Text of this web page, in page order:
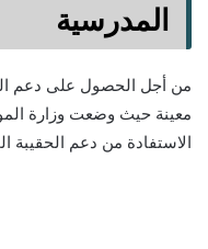
المدرسية
من أجل الحصول على دعم
معينة حيث وضعت وزارة
الاستفادة من دعم الحقيبة